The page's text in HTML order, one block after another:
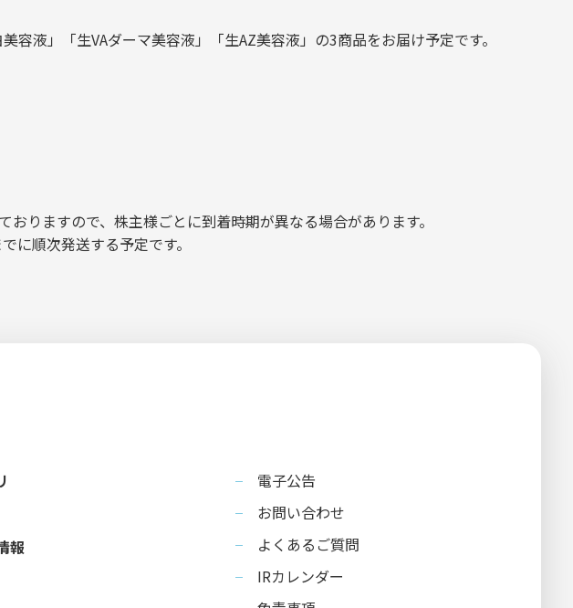
液」「生VAダーマ美容液」「生AZ美容液」の3商品をお届け予定です。
りますので、株主様ごとに到着時期が異なる場合があります。
に順次発送する予定です。
報
電子公告
お問い合わせ
よくあるご質問
IRカレンダー